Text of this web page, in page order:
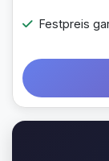
Festpreis